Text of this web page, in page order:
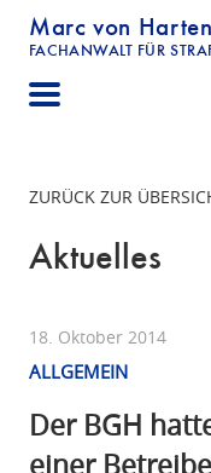
Marc von Harten
FACHANWALT FÜR
STRAFRECHT |
ZURÜCK ZUR
Aktuelles
18. Oktober 2014
ALLGEMEIN
Der BGH
einer